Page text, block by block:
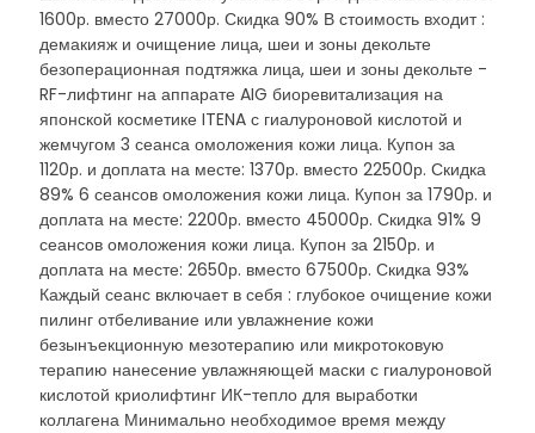
1600р. вместо 27000р. Скидка 90% В стоимость входит :
демакияж и очищение лица, шеи и зоны декольте
безоперационная подтяжка лица, шеи и зоны декольте -
RF-лифтинг на аппарате AIG биоревитализация на
японской косметике ITENA с гиалуроновой кислотой и
жемчугом 3 сеанса омоложения кожи лица. Купон за
1120р. и доплата на месте: 1370р. вместо 22500р. Скидка
89% 6 сеансов омоложения кожи лица. Купон за 1790р. и
доплата на месте: 2200р. вместо 45000р. Скидка 91% 9
сеансов омоложения кожи лица. Купон за 2150р. и
доплата на месте: 2650р. вместо 67500р. Скидка 93%
Каждый сеанс включает в себя : глубокое очищение кожи
пилинг отбеливание или увлажнение кожи
безынъекционную мезотерапию или микротоковую
терапию нанесение увлажняющей маски с гиалуроновой
кислотой криолифтинг ИК-тепло для выработки
коллагена Минимально необходимое время между